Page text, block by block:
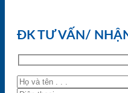
ĐK TƯ VẤN/